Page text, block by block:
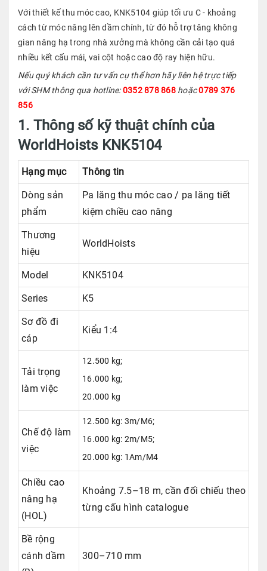
Với thiết kế thu móc cao, KNK5104 giúp tối ưu C - khoảng
cách từ móc nâng lên dầm chính, từ đó hỗ trợ tăng không
gian nâng hạ trong nhà xưởng mà không cần cải tạo quá
nhiều kết cấu mái, vai cột hoặc cao độ ray hiện hữu.
Nếu quý khách cần tư vấn cụ thể hơn hãy liên hệ trực tiếp
với SHM thông qua hotline: 0352 878 868 hoặc 0789 376
856
1. Thông số kỹ thuật chính của
WorldHoists KNK5104
Hạng mục Thông tin
Dòng sản
phẩm
Pa lăng thu móc cao / pa lăng tiết
kiệm chiều cao nâng
Thương
hiệu
WorldHoists
Model KNK5104
Series K5
Sơ đồ đi
cáp
Kiểu 1:4
Tải trọng
làm việc
12.500 kg;
16.000 kg;
20.000 kg
Chế độ làm
việc
12.500 kg: 3m/M6;
16.000 kg: 2m/M5;
20.000 kg: 1Am/M4
Chiều cao
nâng hạ
(HOL)
Khoảng 7.5–18 m, cần đối chiếu theo
từng cấu hình catalogue
Bề rộng
cánh dầm
300–710 mm